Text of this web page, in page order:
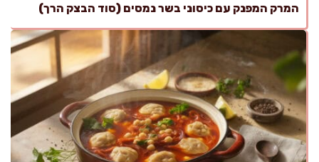
המרק המפנק עם כיסוני בשר נמסים (סוד הבצק הרך)